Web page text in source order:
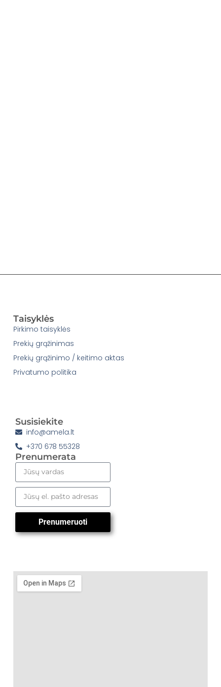
Taisyklės
Pirkimo taisyklės
Prekių grąžinimas
Prekių grąžinimo / keitimo aktas
Privatumo politika
Susisiekite
info@amela.lt
+370 678 55328
Prenumerata
Prenumeruoti